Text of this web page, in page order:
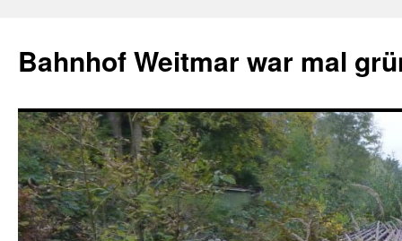
Bahnhof Weitmar war mal